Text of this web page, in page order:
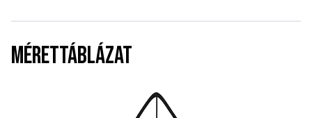
MÉRETTÁBLÁZAT